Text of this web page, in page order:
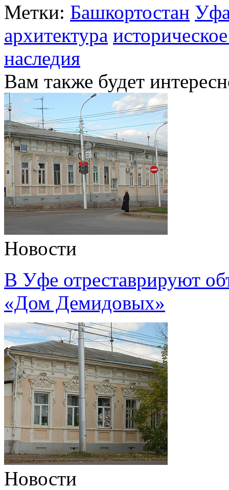
Метки: Башкортостан
архитектура
наследия
Вам также будет
Новости
В Уфе отреставрируют
«Дом Демидовых»
Новости